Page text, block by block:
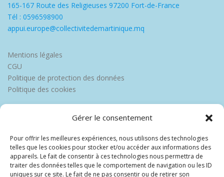
Gérer le consentement
Pour offrir les meilleures expériences, nous utilisons des technologies
telles que les cookies pour stocker et/ou accéder aux informations des
appareils. Le fait de consentir à ces technologies nous permettra de
traiter des données telles que le comportement de navigation ou les ID
uniques sur ce site. Le fait de ne pas consentir ou de retirer son
165-167 Route des Religieuses 97200 Fort-de-France
Tél : 0596598900
appui.europe@collectivitedemartinique.mq
Mentions légales
CGU
Politique de protection des données
Politique des cookies